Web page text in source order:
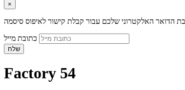
×
הדואר האלקטרוני שלכם עבור קבלת קישור לאיפוס סיסמה
שלח
Factory 54